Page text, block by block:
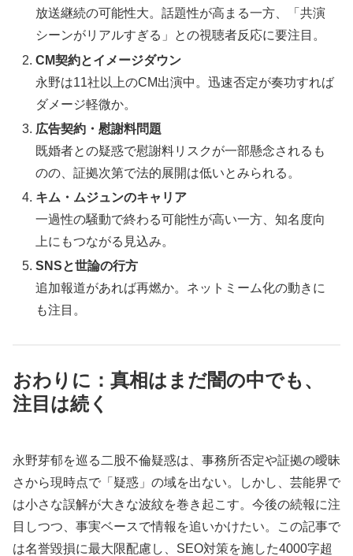
放送継続の可能性大。話題性が高まる一方、「共演
シーンがリアルすぎる」との視聴者反応に要注目。
CM契約とイメージダウン
永野は11社以上のCM出演中。迅速否定が奏功すれば
ダメージ軽微か。
広告契約・慰謝料問題
既婚者との疑惑で慰謝料リスクが一部懸念されるも
のの、証拠次第で法的展開は低いとみられる。
キム・ムジュンのキャリア
一過性の騒動で終わる可能性が高い一方、知名度向
上にもつながる見込み。
SNSと世論の行方
追加報道があれば再燃か。ネットミーム化の動きに
も注目。
おわりに：真相はまだ闇の中でも、
注目は続く
永野芽郁を巡る二股不倫疑惑は、事務所否定や証拠の曖昧
さから現時点で「疑惑」の域を出ない。しかし、芸能界で
は小さな誤解が大きな波紋を巻き起こす。今後の続報に注
目しつつ、事実ベースで情報を追いかけたい。この記事で
は名誉毀損に最大限配慮し、SEO対策を施した4000字超